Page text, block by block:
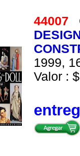
44007
1999,
Valor :